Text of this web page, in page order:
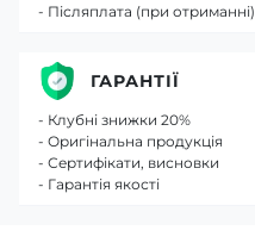
- Післяплата (при отриманні)
ГАРАНТІЇ
- Клубні знижки 20%
- Оригінальна продукція
- Сертифікати, висновки
- Гарантія якості